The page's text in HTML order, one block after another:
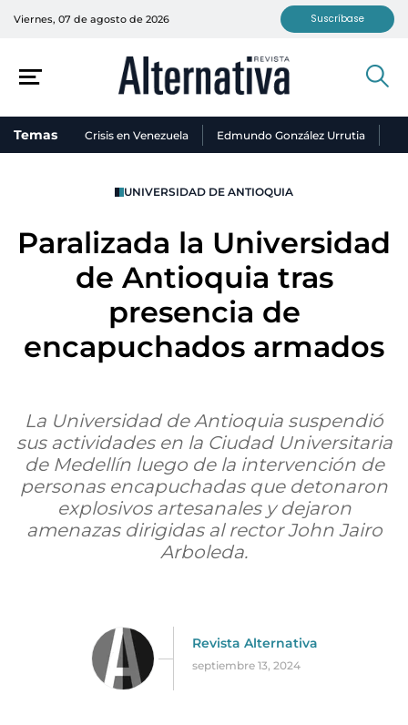
Viernes, 07 de agosto de 2026 Suscríbase
Temas Crisis en Venezuela Edmundo González Urrutia
UNIVERSIDAD DE ANTIOQUIA
Paralizada la Universidad
de Antioquia tras
presencia de
encapuchados armados
La Universidad de Antioquia suspendió
sus actividades en la Ciudad Universitaria
de Medellín luego de la intervención de
personas encapuchadas que detonaron
explosivos artesanales y dejaron
amenazas dirigidas al rector John Jairo
Arboleda.
Revista Alternativa
septiembre 13, 2024